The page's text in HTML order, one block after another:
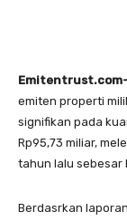
emiten properti
signifikan pada
Rp95,73 miliar,
tahun lalu sebesar
Berdasrkan